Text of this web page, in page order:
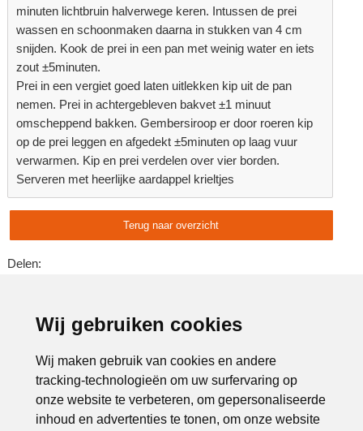
Wij gebruiken cookies
Wij maken gebruik van cookies en andere
tracking-technologieën om uw surfervaring op
onze website te verbeteren, om gepersonaliseerde
inhoud en advertenties te tonen, om onze website
minuten lichtbruin halverwege keren. Intussen de prei
wassen en schoonmaken daarna in stukken van 4 cm
snijden. Kook de prei in een pan met weinig water en iets
zout ±5minuten.
Prei in een vergiet goed laten uitlekken kip uit de pan
nemen. Prei in achtergebleven bakvet ±1 minuut
omscheppend bakken. Gembersiroop er door roeren kip
op de prei leggen en afgedekt ±5minuten op laag vuur
verwarmen. Kip en prei verdelen over vier borden.
Serveren met heerlijke aardappel krieltjes
Terug naar overzicht
Delen: